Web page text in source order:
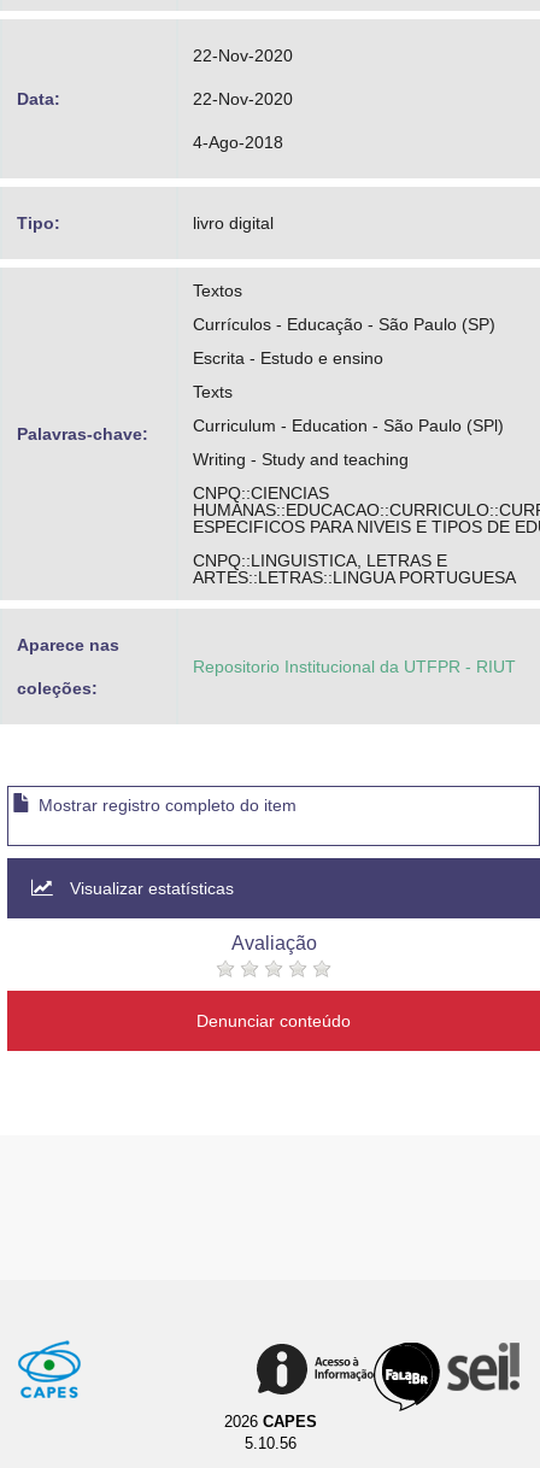
Data:
22-Nov-2020
22-Nov-2020
4-Ago-2018
Tipo: livro digital
Palavras-chave:
Textos
Currículos - Educação - São Paulo (SP)
Escrita - Estudo e ensino
Texts
Curriculum - Education - São Paulo (SPl)
Writing - Study and teaching
CNPQ::CIENCIAS
ESPECIFICOS PARA NIVEIS E TIPOS DE
CNPQ::LINGUISTICA, LETRAS E
ARTES::LETRAS::LINGUA PORTUGUESA
Aparece nas
coleções:
Repositorio Institucional da UTFPR - RIUT
Mostrar registro completo do item
Visualizar estatísticas
Avaliação
Denunciar conteúdo
2026 CAPES
5.10.56